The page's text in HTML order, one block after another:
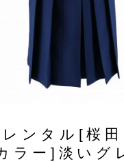
レンタル[桜
ラー]淡いグ